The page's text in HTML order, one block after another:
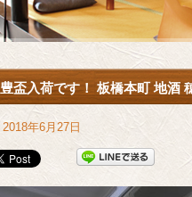
豊盃入荷です！ 板橋本町 地酒
2018年6月27日